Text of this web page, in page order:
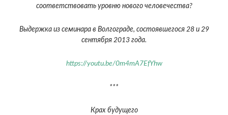
соответствовать уровню нового человечества?
Выдержка из семинара в Волгограде, состоявшегося 28 и 29
сентября 2013 года.
https://youtu.be/0m4mA7EfYhw
***
Крах будущего